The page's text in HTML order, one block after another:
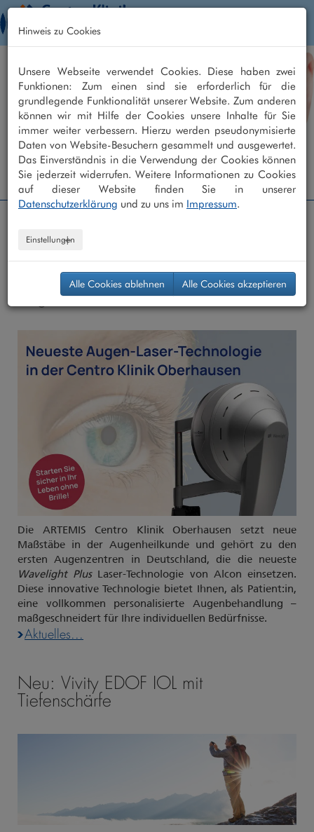
Augenklinik +49 208 - 30 40 30 40
Augenarztpraxis +49 208 - 30 40 30 0
Modernste Laser-Technologie für Ihre
Augen
Die ARTEMIS Centro Klinik Oberhausen setzt neue
Maßstäbe in der Augenheilkunde und gehört zu den
ersten Augenzentren in Deutschland, die die neueste
Wavelight PlusLaser-Technologie von Alcon einsetzen.
Diese innovative Technologie bietet Ihnen, als Patient:in,
eine vollkommen personalisierte Augenbehandlung –
maßgeschneidert für Ihre individuellen Bedürfnisse.
Aktuelles...
Neu: Vivity EDOF IOL mit
Tiefenschärfe
Hinweis zu Cookies
Unsere Webseite verwendet Cookies. Diese haben zwei
Funktionen: Zum einen sind sie erforderlich für die
grundlegende Funktionalität unserer Website. Zum anderen
können wir mit Hilfe der Cookies unsere Inhalte für Sie
immer weiter verbessern. Hierzu werden pseudonymisierte
Daten von Website-Besuchern gesammelt und ausgewertet.
Das Einverständnis in die Verwendung der Cookies können
Sie jederzeit widerrufen. Weitere Informationen zu Cookies
auf dieser Website finden Sie in unserer
Datenschutzerklärung und zu uns im Impressum.
Einstellungen
Alle Cookies ablehnen Alle Cookies akzeptieren